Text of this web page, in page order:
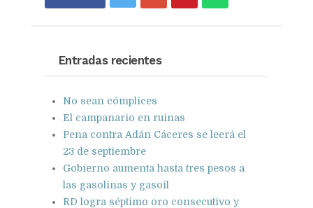
Entradas recientes
No sean cómplices
El campanario en ruinas
Pena contra Adán Cáceres se leerá el
23 de septiembre
Gobierno aumenta hasta tres pesos a
las gasolinas y gasoil
RD logra séptimo oro consecutivo y